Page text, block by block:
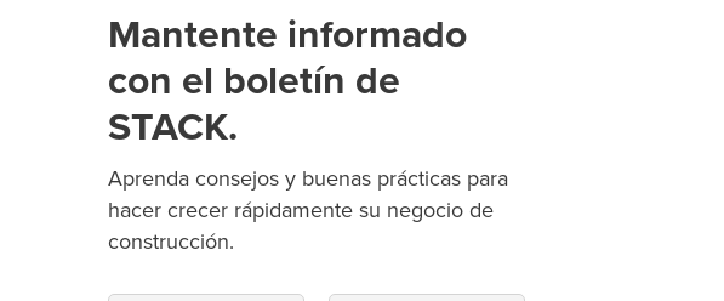
Mantente informado
con el boletín de
STACK.
Aprenda consejos y buenas prácticas para
hacer crecer rápidamente su negocio de
construcción.